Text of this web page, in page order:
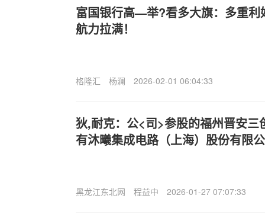
富国银行高—举?看多大旗：多重利
航力拉满！
格隆汇 杨澜 2026-02-01 06:04:33
狄,耐克：公<司>参股的福州晋安三
有沐曦集成电路（上海）股份有限
黑龙江东北网 程益中 2026-01-27 07:07:33